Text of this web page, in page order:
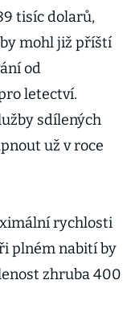
tisíc dolarů,
mohl již příští
od
letectví.
sdílených
už v roce
rychlosti
plném nabití by
zhruba 400